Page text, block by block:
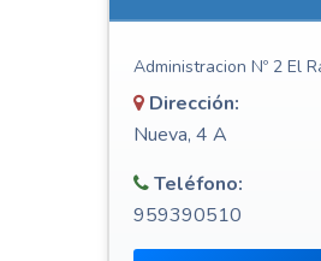
Administracion Nº 2 El
Dirección:
Nueva, 4 A
Teléfono:
959390510